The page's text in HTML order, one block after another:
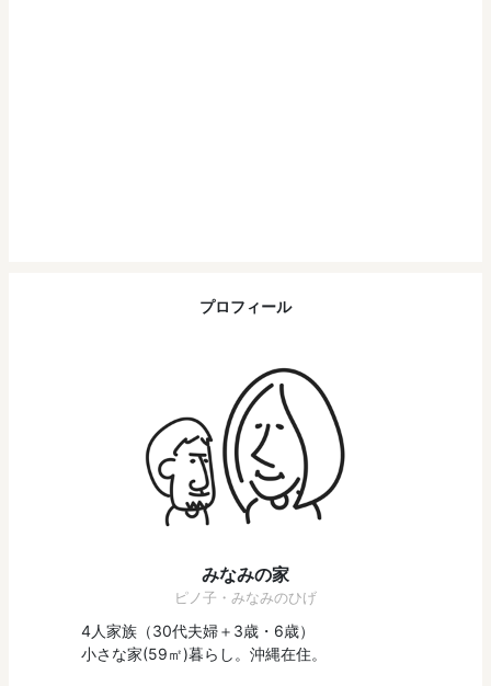
プロフィール
みなみの家
ピノ子・みなみのひげ
4人家族（30代夫婦＋3歳・6歳）
小さな家(59㎡)暮らし。沖縄在住。